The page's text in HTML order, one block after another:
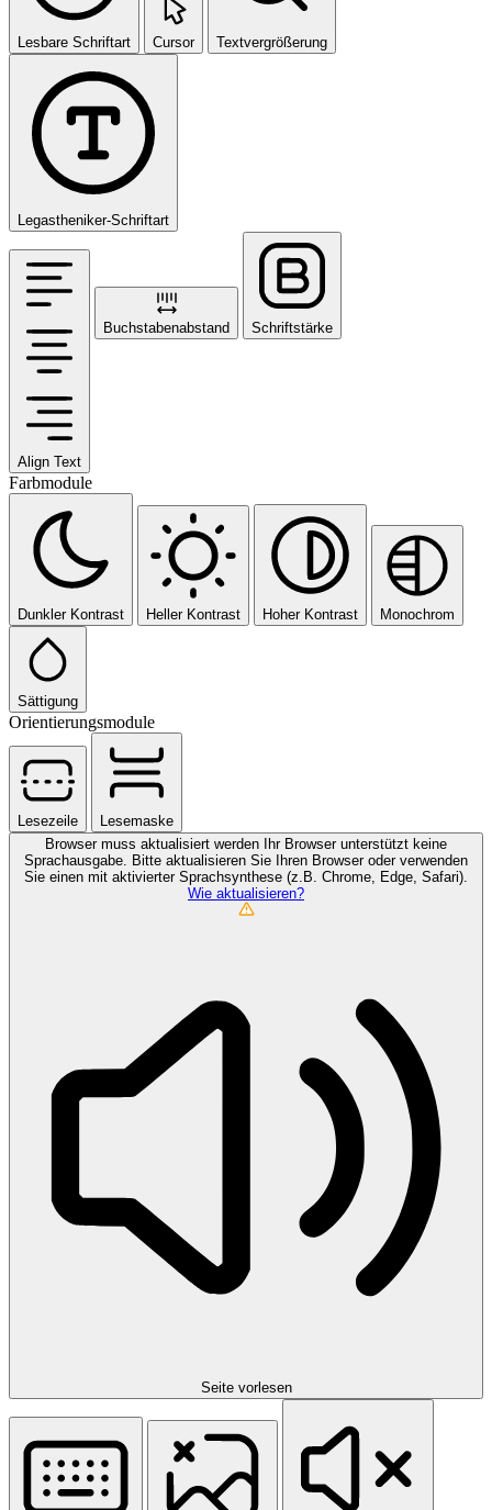
Lesbare Schriftart Cursor Textvergrößerung
Legastheniker-Schriftart
Align Text
Buchstabenabstand Schriftstärke
Farbmodule
Dunkler Kontrast Heller Kontrast Hoher Kontrast Monochrom
Sättigung
Orientierungsmodule
Lesezeile
Lesemaske
Browser muss aktualisiert werden
Ihr Browser unterstützt keine
Sprachausgabe. Bitte aktualisieren Sie Ihren Browser oder verwenden
Sie einen mit aktivierter Sprachsynthese (z.B. Chrome, Edge, Safari).
Wie aktualisieren?
Seite vorlesen